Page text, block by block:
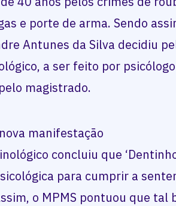
e porte de arma. Sendo
Antunes da Silva decidiu
a ser feito por
magistrado.
manifestação
concluiu que
para cumprir a
o MPMS pontuou que tal